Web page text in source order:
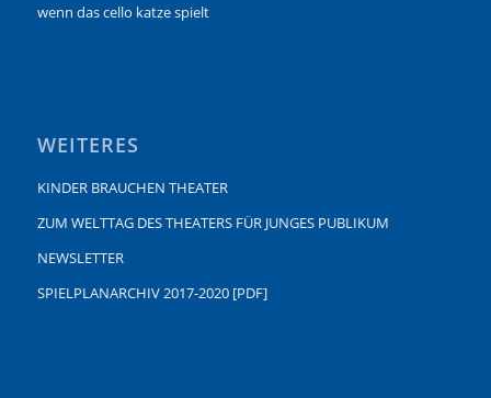
wenn das cello katze spielt
WEITERES
KINDER BRAUCHEN THEATER
ZUM WELTTAG DES THEATERS FÜR JUNGES PUBLIKUM
NEWSLETTER
SPIELPLANARCHIV 2017-2020 [PDF]